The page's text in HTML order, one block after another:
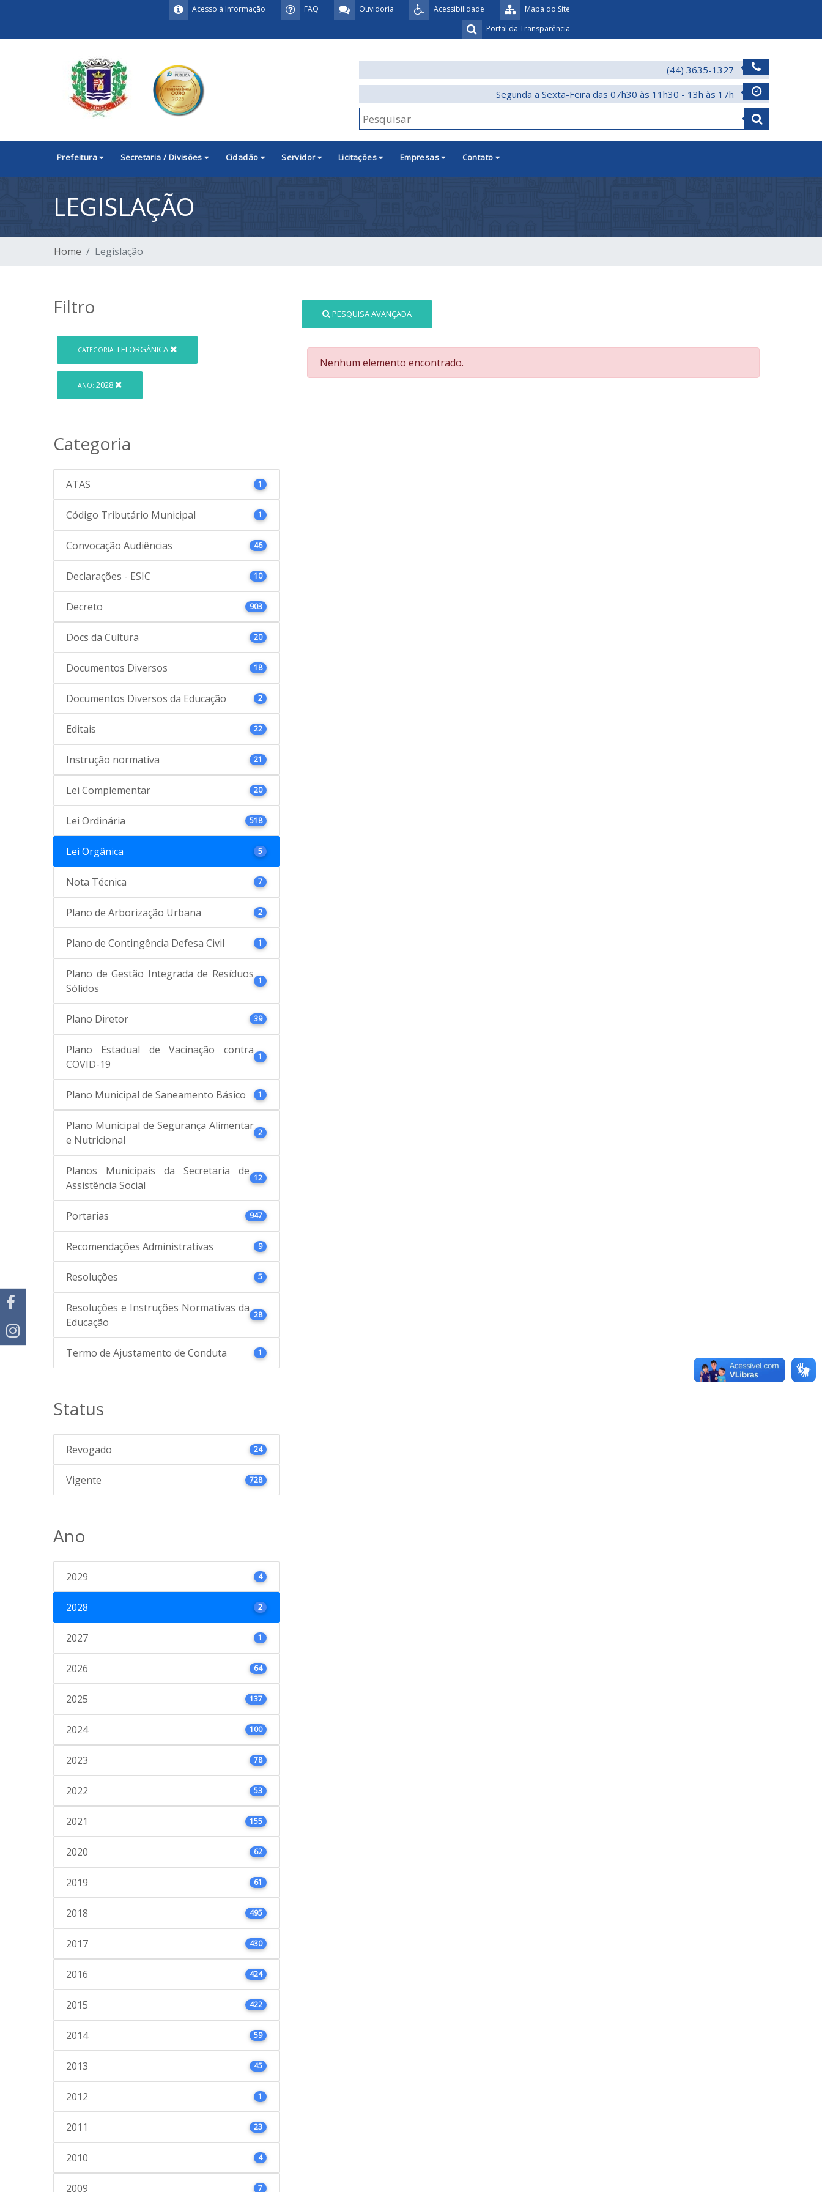
Mapa do Site
Acessibilidade
Ouvidoria
FAQ
Acesso à Informação
Portal da Transparência
(44) 3635-1327
Segunda a Sexta-Feira das 07h30 às 11h30 - 13h às 17h
Prefeitura Secretaria / Divisões Cidadão Servidor Licitações Empresas Contato
LEGISLAÇÃO
Home Legislação
Filtro
CATEGORIA: LEI ORGÂNICA
ANO: 2028
Categoria
ATAS 1
Código Tributário Municipal 1
Convocação Audiências 46
Declarações - ESIC 10
Decreto 903
Docs da Cultura 20
Documentos Diversos 18
Documentos Diversos da Educação 2
Editais 22
Instrução normativa 21
Lei Complementar 20
Lei Ordinária 518
Lei Orgânica 5
Nota Técnica 7
Plano de Arborização Urbana 2
Plano de Contingência Defesa Civil 1
Plano de Gestão Integrada de Resíduos
Sólidos
1
Plano Diretor 39
Plano Estadual de Vacinação contra
COVID-19
1
Plano Municipal de Saneamento Básico 1
Plano Municipal de Segurança Alimentar
e Nutricional
2
Planos Municipais da Secretaria de
Assistência Social
12
Portarias 947
Recomendações Administrativas 9
Resoluções 5
Resoluções e Instruções Normativas da
Educação
28
Termo de Ajustamento de Conduta 1
Status
Revogado 24
Vigente 728
Ano
2029 4
2028 2
2027 1
2026 64
2025 137
2024 100
2023 78
2022 53
2021 155
2020 62
2019 61
2018 495
2017 430
2016 424
2015 422
2014 59
2013 45
2012 1
2011 23
2010 4
2009 7
PESQUISA AVANÇADA
Nenhum elemento encontrado.